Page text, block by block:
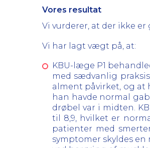
Vores resultat
Vi vurderer, at der ikke
Vi har lagt vægt på, at:
KBU-læge P1
med sædvanlig
alment påvirket, og at
han havde normal
drøbel var i midten.
til 8,9, hvilket er
patienter med
symptomer skyldes